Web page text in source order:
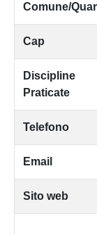
Comune/
Cap
Discipline
Praticate
Telefono
Email
Sito web